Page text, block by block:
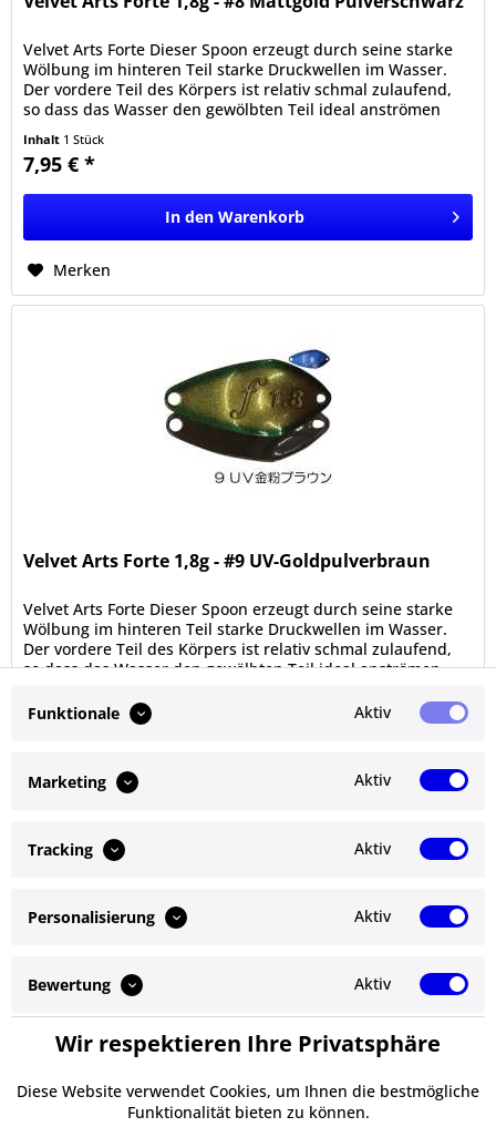
Velvet Arts Forte Dieser Spoon erzeugt durch seine starke
Wölbung im hinteren Teil starke Druckwellen im Wasser.
Der vordere Teil des Körpers ist relativ schmal zulaufend,
so dass das Wasser den gewölbten Teil ideal anströmen
Inhalt 1 Stück
7,95 € *
In den Warenkorb
Merken
Velvet Arts Forte 1,8g - #9 UV-Goldpulverbraun
Velvet Arts Forte Dieser Spoon erzeugt durch seine starke
Wölbung im hinteren Teil starke Druckwellen im Wasser.
Der vordere Teil des Körpers ist relativ schmal zulaufend,
so dass das Wasser den gewölbten Teil ideal anströmen
7,95 € *
Service Hotline
Shop Service
Informationen
Funktionale Aktiv
Marketing Aktiv
Tracking Aktiv
Personalisierung Aktiv
Bewertung Aktiv
Service Aktiv
Wir respektieren Ihre Privatsphäre
Diese Website verwendet Cookies, um Ihnen die bestmögliche
Funktionalität bieten zu können.